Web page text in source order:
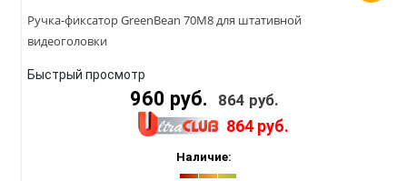
Ручка-фиксатор GreenBean 70M8 для штативной
видеоголовки
Быстрый просмотр
960 руб. 864 руб.
864 руб.
Наличие: